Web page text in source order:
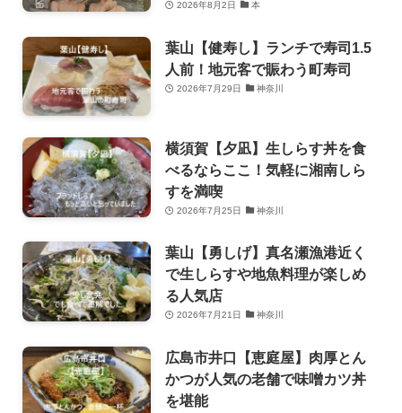
2026年8月2日 本
葉山【健寿し】ランチで寿司1.5
人前！地元客で賑わう町寿司
2026年7月29日 神奈川
横須賀【夕凪】生しらす丼を食
べるならここ！気軽に湘南しら
すを満喫
2026年7月25日 神奈川
葉山【勇しげ】真名瀬漁港近く
で生しらすや地魚料理が楽しめ
る人気店
2026年7月21日 神奈川
広島市井口【恵庭屋】肉厚とん
かつが人気の老舗で味噌カツ丼
を堪能